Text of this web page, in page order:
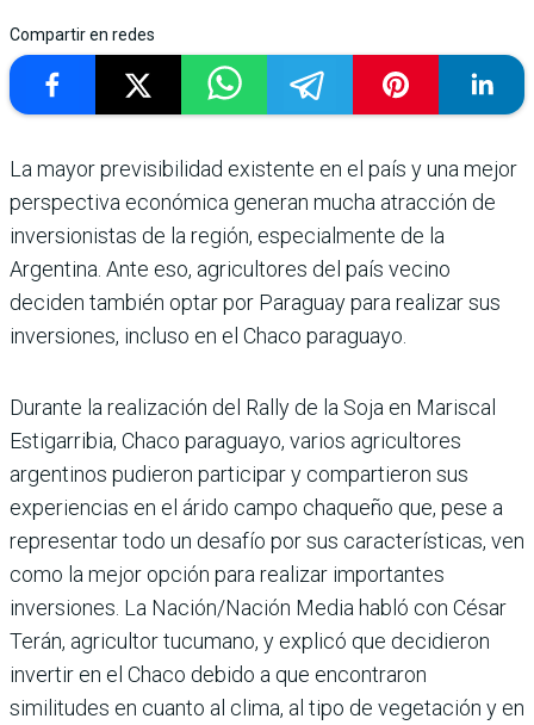
Compartir en redes
La mayor previsibilidad existente en el país y una mejor
perspectiva económica generan mucha atracción de
inversionistas de la región, especialmente de la
Argentina. Ante eso, agricultores del país vecino
deciden también optar por Paraguay para realizar sus
inversiones, incluso en el Chaco paraguayo.
Durante la realización del Rally de la Soja en Mariscal
Estigarribia, Chaco para­guayo, varios agricultores
argentinos pudieron partici­par y compartieron sus
expe­riencias en el árido campo chaqueño que, pese a
repre­sentar todo un desafío por sus características, ven
como la mejor opción para realizar importantes
inversiones. La Nación/Nación Media habló con César
Terán, agricultor tucumano, y explicó que decidieron
invertir en el Chaco debido a que encon­traron
similitudes en cuanto al clima, al tipo de vegetación y en